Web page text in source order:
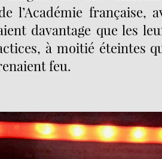
l’Académie française,
davantage que les
à moitié éteintes
feu.